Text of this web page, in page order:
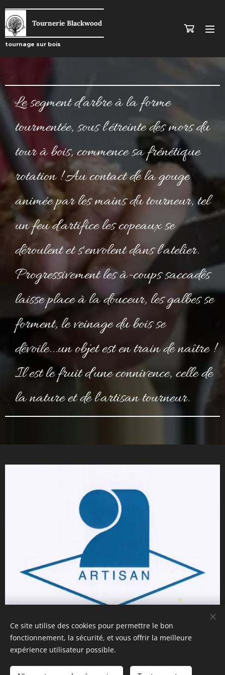
Tournerie Blackwood
tournage sur bois
Le segment d'arbre à la forme
tourmentée, sous l'étreinte des mors du
tour à bois, commence sa frénétique
rotation ! Au contact de la gouge
animée par les mains du tourneur, tel
un feu d'artifice les copeaux se
déroulent et s'envolent dans l'atelier.
Progressivement les à-coups saccadés
laisse place à la douceur, les galbes se
forment, le veinage du bois se
dévoile...un objet est en train de naître !
Il est le fruit d'une connivence, celle de
la nature et de l'artisan tourneur.
Ce site utilise des cookies pour permettre le bon
fonctionnement, la sécurité, et vous offrir la meilleure
expérience utilisateur possible.